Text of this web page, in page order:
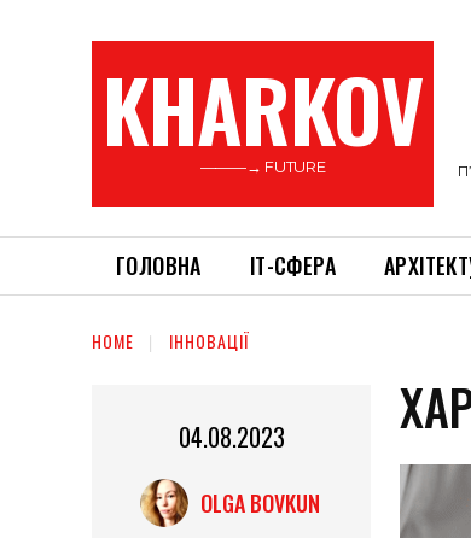
KHARKOV
———→ FUTURE
ГОЛОВНА ІТ-СФЕРА
HOME ІННОВАЦІЇ
04.08.2023
OLGA BOVKUN